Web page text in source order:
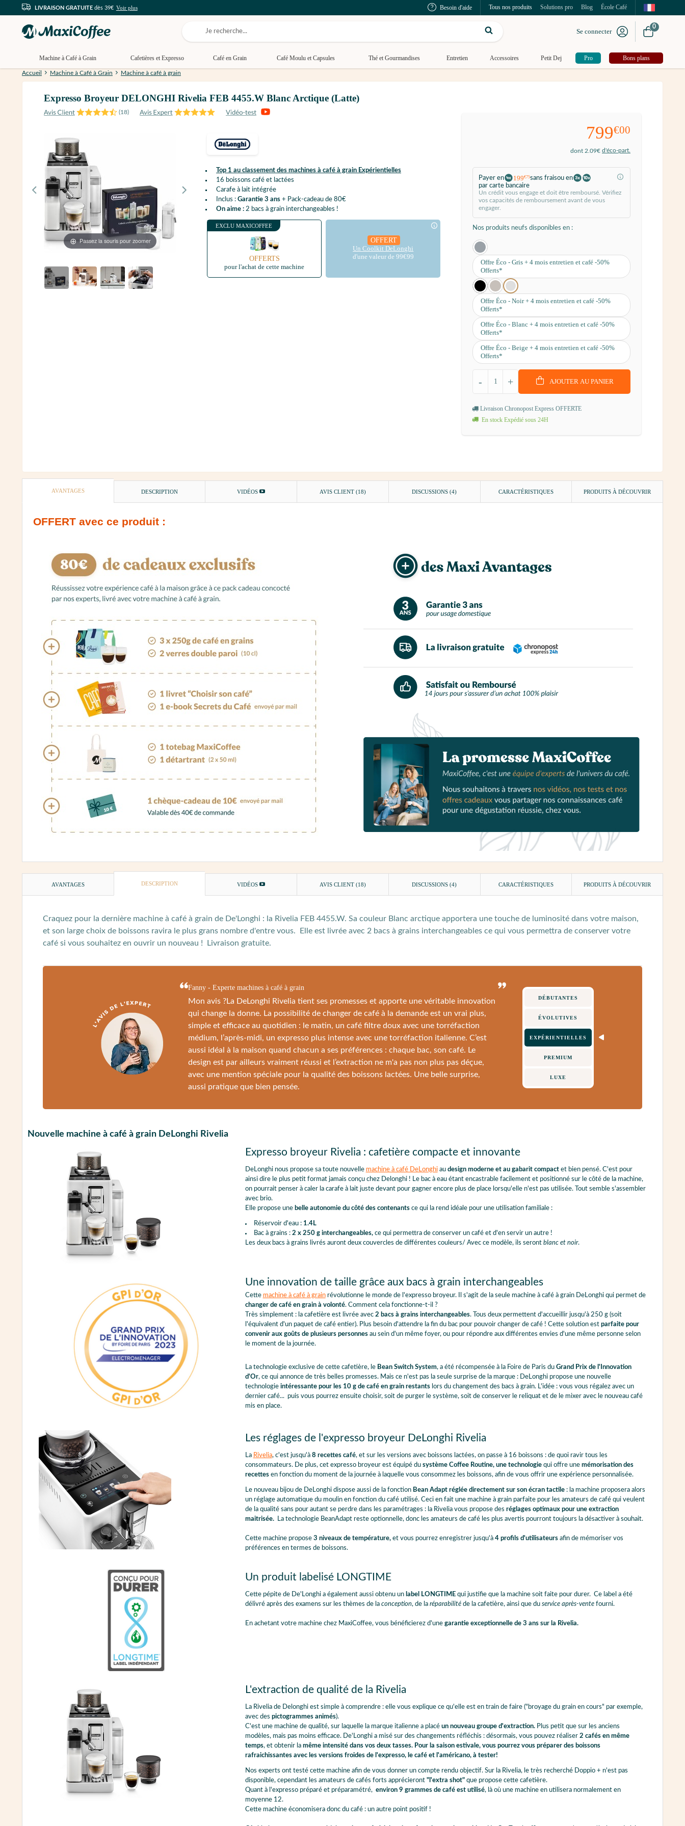
LIVRAISON GRATUITE dès 39€ Voir plus Besoin d'aide Tous nos produits Solutions pro Blog École Café
Se connecter
0
Machine à Café à Grain Cafetières et Expresso Café en Grain Café Moulu et Capsules Thé et Gourmandises Entretien Accessoires Petit Dej Pro Bons plans
Accueil Machine à Café à Grain Machine à café à grain
Expresso Broyeur DELONGHI Rivelia FEB 4455.W Blanc Arctique (Latte)
(18)
Passez la souris pour zoomer
Top 1 au classement des machines à café à grain Expérientielles
16 boissons café et lactées
Carafe à lait intégrée
Inclus : Garantie 3 ans + Pack-cadeau de 80€
On aime : 2 bacs à grain interchangeables !
EXCLU MAXICOFFEE
OFFERTS
pour l'achat de cette machine
OFFERT
Un Coolkit DeLonghi
d'une valeur de 99€99
799€00
dont 2.09€ d'éco-part.
Payer en 199€75sans fraisou en
par carte bancaire
Un crédit vous engage et doit être remboursé. Vérifiez
vos capacités de remboursement avant de vous
engager.
Nos produits neufs disponibles en :
Offre Éco - Gris + 4 mois entretien et café -50%
Offerts*
Offre Éco - Noir + 4 mois entretien et café -50%
Offerts*
Offre Éco - Blanc + 4 mois entretien et café -50%
Offerts*
Offre Éco - Beige + 4 mois entretien et café -50%
Offerts*
+
- AJOUTER AU PANIER
Livraison Chronopost Express OFFERTE
En stock Expédié sous 24H
AVANTAGES DESCRIPTION VIDÉOS AVIS CLIENT (18) DISCUSSIONS (4) CARACTÉRISTIQUES PRODUITS À DÉCOUVRIR
OFFERT avec ce produit :
AVANTAGES DESCRIPTION VIDÉOS AVIS CLIENT (18) DISCUSSIONS (4) CARACTÉRISTIQUES PRODUITS À DÉCOUVRIR
Craquez pour la dernière machine à café à grain de De'Longhi : la Rivelia FEB 4455.W. Sa couleur Blanc arctique apportera une touche de luminosité dans votre maison,
et son large choix de boissons ravira le plus grans nombre d'entre vous. Elle est livrée avec 2 bacs à grains interchangeables ce qui vous permettra de conserver votre
café si vous souhaitez en ouvrir un nouveau ! Livraison gratuite.
Fanny - Experte machines à café à grain
Mon avis ?La DeLonghi Rivelia tient ses promesses et apporte une véritable innovation
qui change la donne. La possibilité de changer de café à la demande est un vrai plus,
simple et efficace au quotidien : le matin, un café filtre doux avec une torréfaction
médium, l’après-midi, un expresso plus intense avec une torréfaction italienne. C’est
aussi idéal à la maison quand chacun a ses préférences : chaque bac, son café. Le
design est par ailleurs vraiment réussi et l’extraction ne m'a pas non plus pas déçue,
avec une mention spéciale pour la qualité des boissons lactées. Une belle surprise,
aussi pratique que bien pensée.
DÉBUTANTES
ÉVOLUTIVES
EXPÉRIENTIELLES
PREMIUM
LUXE
Nouvelle machine à café à grain DeLonghi Rivelia
Expresso broyeur Rivelia : cafetière compacte et innovante
DeLonghi nous propose sa toute nouvelle machine à café DeLonghiau design moderne et au gabarit compactet bien pensé. C'est pour
ainsi dire le plus petit format jamais conçu chez Delonghi ! Le bac à eau étant encastrable facilement et positionné sur le côté de la machine,
on pourrait penser à caler la carafe à lait juste devant pour gagner encore plus de place lorsqu'elle n'est pas utilisée. Tout semble s'assembler
avec brio.
Elle propose une belle autonomie du côté des contenantsce qui la rend idéale pour une utilisation familiale :
Réservoir d'eau : 1.4L
Bac à grains : 2 x 250 g interchangeables,ce qui permettra de conserver un café et d'en servir un autre !
Les deux bacs à grains livrés auront deux couvercles de différentes couleurs/ Avec ce modèle, ils seront blanc et noir.
Une innovation de taille grâce aux bacs à grain interchangeables
Cette machine à café à grainrévolutionne le monde de l'expresso broyeur. Il s'agit de la seule machine à café à grain DeLonghi qui permet de
changer de café en grain à volonté. Comment cela fonctionne-t-il ?
Très simplement : la cafetière est livrée avec 2 bacs à grains interchangeables. Tous deux permettent d'accueillir jusqu'à 250 g (soit
l'équivalent d'un paquet de café entier). Plus besoin d'attendre la fin du bac pour pouvoir changer de café ! Cette solution est parfaite pour
convenir aux goûts de plusieurs personnesau sein d'un même foyer, ou pour répondre aux différentes envies d'une même personne selon
le moment de la journée.
La technologie exclusive de cette cafetière, le Bean Switch System, a été récompensée à la Foire de Paris du Grand Prix de l'Innovation
d'Or, ce qui annonce de très belles promesses. Mais ce n'est pas la seule surprise de la marque : DeLonghi propose une nouvelle
technologieintéressante pour les 10 g de café en grain restantslors du changement des bacs à grain. L'idée : vous vous régalez avec un
dernier café... puis vous pourrez ensuite choisir, soit de purger le système, soit de conserver le reliquat et de le mixer avec le nouveau café
mis en place.
Les réglages de l'expresso broyeur DeLonghi Rivelia
La Rivelia, c'est jusqu'à 8 recettes café, et sur les versions avec boissons lactées, on passe à 16 boissons : de quoi ravir tous les
consommateurs. De plus, cet expresso broyeur est équipé du système Coffee Routine, une technologiequi offre une mémorisation des
recettesen fonction du moment de la journée à laquelle vous consommez les boissons, afin de vous offrir une expérience personnalisée.
Le nouveau bijou de DeLonghi dispose aussi de la fonction Bean Adapt réglée directement sur son écran tactile: la machine proposera alors
un réglage automatique du moulin en fonction du café utilisé. Ceci en fait une machine à grain parfaite pour les amateurs de café qui veulent
de la qualité sans pour autant se perdre dans les paramétrages : la Rivelia vous propose des réglages optimaux pour une extraction
maitrisée.
La technologie BeanAdapt reste optionnelle, donc les amateurs de café les plus avertis pourront toujours la désactiver à souhait.
Cette machine propose3 niveaux de température,et vous pourrez enregistrer jusqu'à 4 profils d'utilisateursafin de mémoriser vos
préférences en termes de boissons.
Un produit labelisé LONGTIME
Cette pépite de De'Longhi a également aussi obtenu un label LONGTIMEqui justifie que la machine soit faite pour durer. Ce label a été
délivré après des examens sur les thèmes de la conception, de la réparabilitéde la cafetière, ainsi que du service après-ventefourni.
En achetant votre machine chez MaxiCoffee, vous bénéficierez d'une garantie exceptionnelle de 3 ans sur la Rivelia.
L'extraction de qualité de la Rivelia
La Rivelia de Delonghi est simple à comprendre : elle vous explique ce qu'elle est en train de faire ("broyage du grain en cours" par exemple,
avec des pictogrammes animés).
C'est une machine de qualité, sur laquelle la marque italienne a placé un nouveau groupe d'extraction. Plus petit que sur les anciens
modèles, mais pas moins efficace. De'Longhi a misé sur des changements réfléchis : désormais, vous pouvez réaliser 2 cafés en même
temps, et obtenir la même intensité dans vos deux tasses. Pour la saison estivale, vous pourrez vous préparer des boissons
rafraichissantes avec les versions froides de l'expresso, le café et l'américano, à tester!
Nos experts ont testé cette machine afin de vous donner un compte rendu objectif. Sur la Rivelia, le très recherché Doppio + n'est pas
disponible, cependant les amateurs de cafés forts apprécieront "l'extra shot"que propose cette cafetière.
Quant à l'expresso préparé et préparamétré, environ 9 grammes de café est utilisé, là où une machine en utilisera normalement en
moyenne 12.
Cette machine économisera donc du café : un autre point positif !